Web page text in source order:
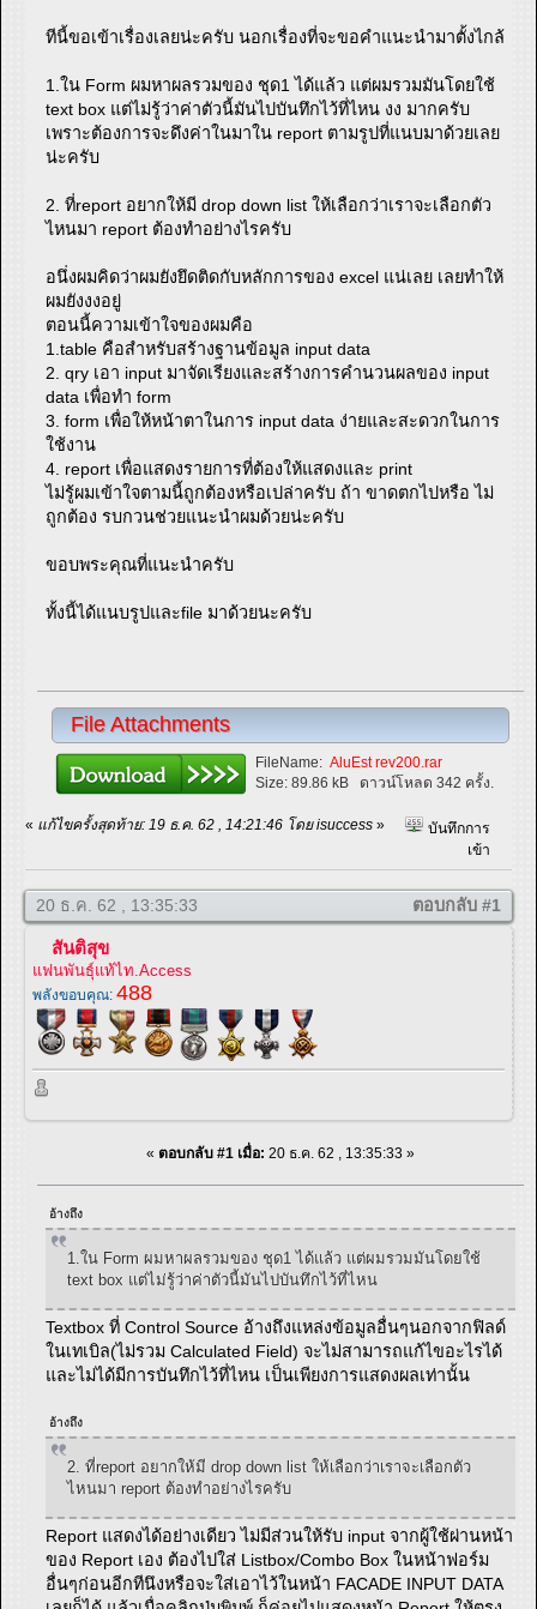
ทีนี้ขอเข้าเรื่องเลยน่ะครับ นอกเรื่องที่จะขอคำแนะนำมาตั้งไกล้
1.ใน Form ผมหาผลรวมของ ชุด1 ได้แล้ว แต่ผมรวมมันโดยใช้
text box แต่ไม่รู้ว่าค่าตัวนี้มันไปบันทึกไว้ที่ไหน งง มากครับ
เพราะต้องการจะดึงค่าในมาใน report ตามรูปที่แนบมาด้วยเลย
น่ะครับ
2. ที่report อยากให้มี drop down list ให้เลือกว่าเราจะเลือกตัว
ไหนมา report ต้องทำอย่างไรครับ
อนึ่งผมคิดว่าผมยังยึดติดกับหลักการของ excel แน่เลย เลยทำให้
ผมยังงงอยู่
ตอนนี้ความเข้าใจของผมคือ
1.table คือสำหรับสร้างฐานข้อมูล input data
2. qry เอา input มาจัดเรียงและสร้างการคำนวนผลของ input
data เพื่อทำ form
3. form เพื่อให้หน้าตาในการ input data ง่ายและสะดวกในการ
ใช้งาน
4. report เพื่อแสดงรายการที่ต้องให้แสดงและ print
ไม่รู้ผมเข้าใจตามนี้ถูกต้องหรือเปล่าครับ ถ้า ขาดตกไปหรือ ไม่
ถูกต้อง รบกวนช่วยแนะนำผมด้วยน่ะครับ
ขอบพระคุณที่แนะนำครับ
ทั้งนี้ได้แนบรูปและfile มาด้วยนะครับ
File Attachments
FileName:AluEst rev200.rar
Size:89.86 kB ดาวน์โหลด 342 ครั้ง.
« แก้ไขครั้งสุดท้าย: 19 ธ.ค. 62 , 14:21:46 โดย isuccess »
บันทึกการ
เข้า
20 ธ.ค. 62 , 13:35:33 ตอบกลับ #1
สันติสุข
แฟนพันธุ์แท้ไท.Access
พลังขอบคุณ: 488
« ตอบกลับ #1 เมื่อ: 20 ธ.ค. 62 , 13:35:33 »
อ้างถึง
1.ใน Form ผมหาผลรวมของ ชุด1 ได้แล้ว แต่ผมรวมมันโดยใช้
text box แต่ไม่รู้ว่าค่าตัวนี้มันไปบันทึกไว้ที่ไหน
Textbox ที่ Control Source อ้างถึงแหล่งข้อมูลอื่นๆนอกจากฟิลด์
ในเทเบิล(ไม่รวม Calculated Field) จะไม่สามารถแก้ไขอะไรได้
และไม่ได้มีการบันทึกไว้ที่ไหน เป็นเพียงการแสดงผลเท่านั้น
อ้างถึง
2. ที่report อยากให้มี drop down list ให้เลือกว่าเราจะเลือกตัว
ไหนมา report ต้องทำอย่างไรครับ
Report แสดงได้อย่างเดียว ไม่มีส่วนให้รับ input จากผู้ใช้ผ่านหน้า
ของ Report เอง ต้องไปใส่ Listbox/Combo Box ในหน้าฟอร์ม
อื่นๆก่อนอีกทีนึงหรือจะใส่เอาไว้ในหน้า FACADE INPUT DATA